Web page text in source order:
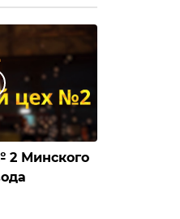
2 Минского